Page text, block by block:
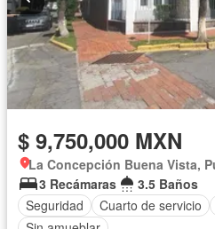
$ 9,750,000 MXN
3 Recámaras
3.5 Baños
Seguridad
Cuarto de servicio